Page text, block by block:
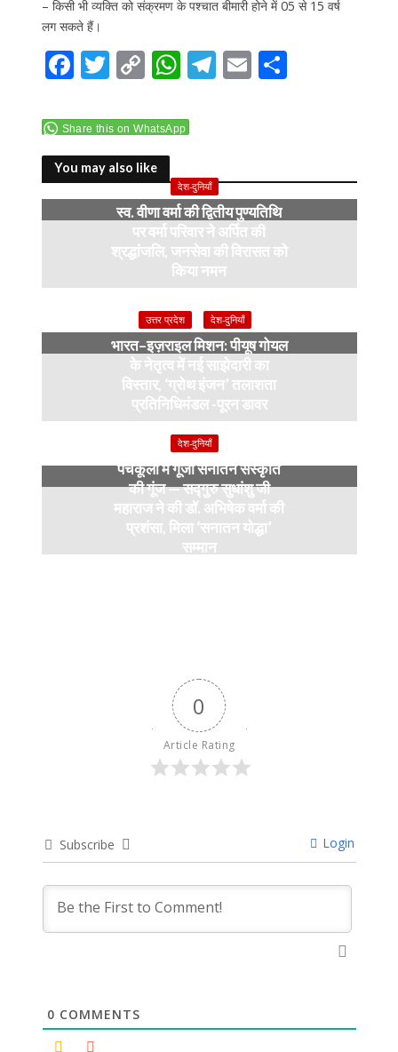
– किसी भी व्यक्ति को संक्रमण के पश्चात बीमारी होने में 05 से 15 वर्ष
लग सकते हैं।
F
e
b
o
o
T
itt
er
C
p
y
Li
n
k
W
at
A
p
p
T
a
m
E S
Share this on WhatsApp
You may also like
देश-दुनियाँ
स्व. वीणा वर्मा की द्वितीय पुण्यतिथि
पर वर्मा परिवार ने अर्पित की
श्रद्धांजलि, जनसेवा की विरासत को
किया नमन
उत्तर प्रदेश देश-दुनियाँ
भारत–इज़राइल मिशन: पीयूष गोयल
के नेतृत्व में नई साझेदारी का
विस्तार, ‘ग्रोथ इंजन’ तलाशता
प्रतिनिधिमंडल -पूरन डावर
9 months ago
देश-दुनियाँ
पंचकूला में गूंजी सनातन संस्कृति
की गूंज — सद्गुरु सुधांशु जी
महाराज ने की डॉ. अभिषेक वर्मा की
प्रशंसा, मिला ‘सनातन योद्धा’
सम्मान
0
Article Rating
Subscribe Login
0 COMMENTS